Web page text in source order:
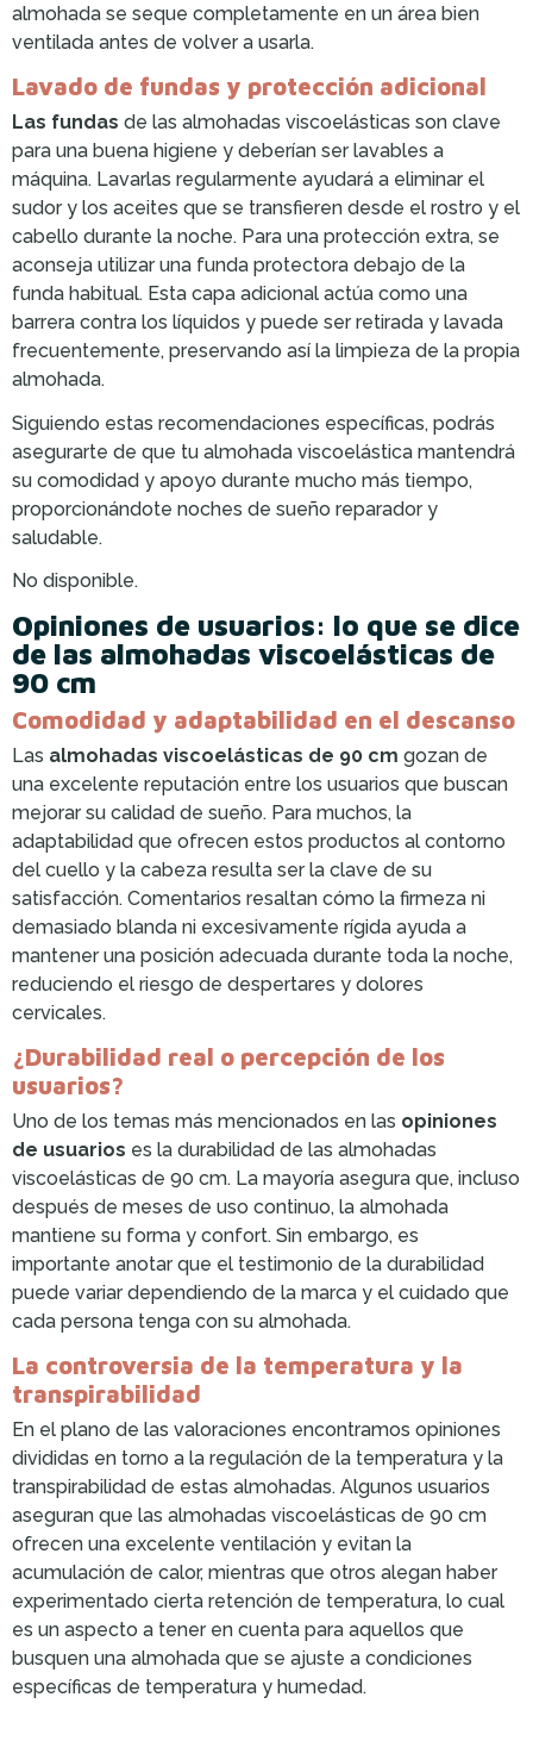
almohada se seque completamente en un área bien
ventilada antes de volver a usarla.
Lavado de fundas y protección adicional
Las fundas de las almohadas viscoelásticas son clave
para una buena higiene y deberían ser lavables a
máquina. Lavarlas regularmente ayudará a eliminar el
sudor y los aceites que se transfieren desde el rostro y el
cabello durante la noche. Para una protección extra, se
aconseja utilizar una funda protectora debajo de la
funda habitual. Esta capa adicional actúa como una
barrera contra los líquidos y puede ser retirada y lavada
frecuentemente, preservando así la limpieza de la propia
almohada.
Siguiendo estas recomendaciones específicas, podrás
asegurarte de que tu almohada viscoelástica mantendrá
su comodidad y apoyo durante mucho más tiempo,
proporcionándote noches de sueño reparador y
saludable.
No disponible.
Opiniones de usuarios: lo que se dice
de las almohadas viscoelásticas de
90 cm
Comodidad y adaptabilidad en el descanso
Las almohadas viscoelásticas de 90 cm gozan de
una excelente reputación entre los usuarios que buscan
mejorar su calidad de sueño. Para muchos, la
adaptabilidad que ofrecen estos productos al contorno
del cuello y la cabeza resulta ser la clave de su
satisfacción. Comentarios resaltan cómo la firmeza ni
demasiado blanda ni excesivamente rígida ayuda a
mantener una posición adecuada durante toda la noche,
reduciendo el riesgo de despertares y dolores
cervicales.
¿Durabilidad real o percepción de los
usuarios?
Uno de los temas más mencionados en las opiniones
de usuarios es la durabilidad de las almohadas
viscoelásticas de 90 cm. La mayoría asegura que, incluso
después de meses de uso continuo, la almohada
mantiene su forma y confort. Sin embargo, es
importante anotar que el testimonio de la durabilidad
puede variar dependiendo de la marca y el cuidado que
cada persona tenga con su almohada.
La controversia de la temperatura y la
transpirabilidad
En el plano de las valoraciones encontramos opiniones
divididas en torno a la regulación de la temperatura y la
transpirabilidad de estas almohadas. Algunos usuarios
aseguran que las almohadas viscoelásticas de 90 cm
ofrecen una excelente ventilación y evitan la
acumulación de calor, mientras que otros alegan haber
experimentado cierta retención de temperatura, lo cual
es un aspecto a tener en cuenta para aquellos que
busquen una almohada que se ajuste a condiciones
específicas de temperatura y humedad.